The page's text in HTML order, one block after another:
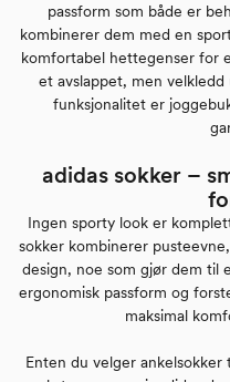
passform som både er
kombinerer dem med en
komfortabel hettegenser for
et avslappet, men
funksjonalitet er
adidas sokker –
Ingen sporty look er
sokker kombinerer
design, noe som gjør dem til
ergonomisk passform og
maksimal
Enten du velger